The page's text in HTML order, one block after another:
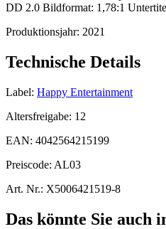
DD 2.0 Bildformat: 1,78:1
Produktionsjahr: 2021
Technische Details
Label: Happy Entertainment
Altersfreigabe: 12
EAN: 4042564215199
Preiscode: AL03
Art. Nr.: X5006421519-8
Das könnte Sie auch